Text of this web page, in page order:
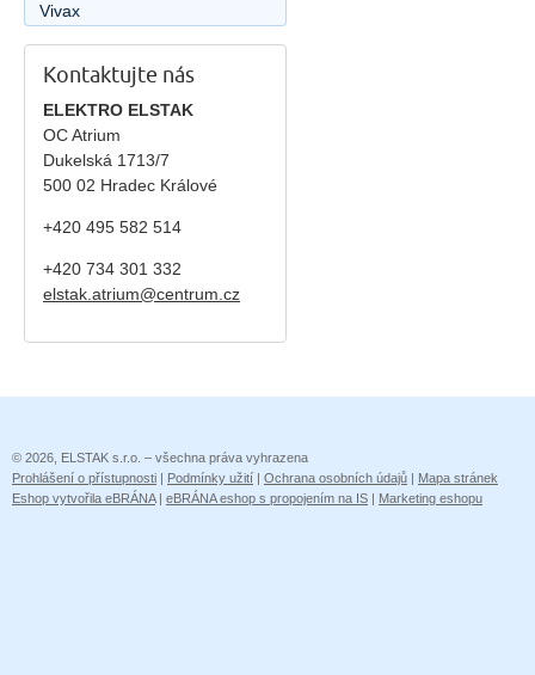
Vivax
Kontaktujte nás
ELEKTRO ELSTAK
OC Atrium
Dukelská 1713/7
500 02 Hradec Králové
+420 495 582 514
+420 734 301 332
elstak.atrium@centrum.cz
© 2026, ELSTAK s.r.o. – všechna práva vyhrazena
Prohlášení o přístupnosti | Podmínky užití | Ochrana osobních údajů | Mapa stránek
Eshop vytvořila eBRÁNA| eBRÁNA eshop s propojením na IS | Marketing eshopu